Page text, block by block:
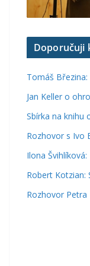
Doporučuji
Tomáš Březina:
Jan Keller o
Sbírka na knihu
Rozhovor s Ivo
Ilona
Robert
Rozhovor